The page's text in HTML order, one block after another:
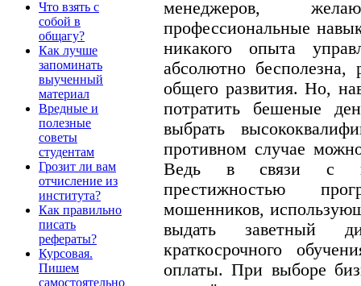
менеджеров,
профессиональные
никакого опыта
абсолютно бесполезна,
общего развития. Но,
потратить бешеные
выбрать
противном случае
Ведь в связи с
престижностью
мошенников,
выдать заветный
краткосрочного
оплаты. При выборе
Что взять с
собой в
общагу?
Как лучше
запоминать
выученный
материал
Вредные и
полезные
советы
студентам
Грозит ли вам
отчисление из
института?
Как правильно
писать
рефераты?
Курсовая.
Пишем
самостоятельно